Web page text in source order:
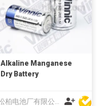
Alkaline Manganese
Dry Battery